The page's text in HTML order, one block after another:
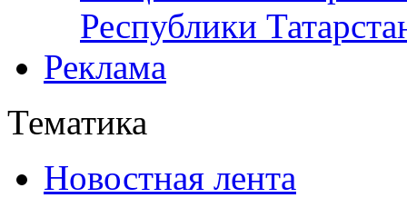
Республики
Реклама
Тематика
Новостная лента